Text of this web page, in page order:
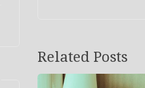
Related Posts